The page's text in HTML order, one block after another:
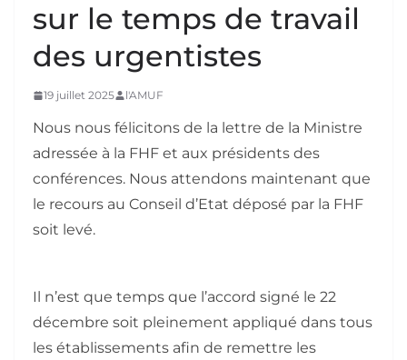
sur le temps de travail
des urgentistes
19 juillet 2025 l'AMUF
Nous nous félicitons de la lettre de la Ministre
adressée à la FHF et aux présidents des
conférences. Nous attendons maintenant que
le recours au Conseil d’Etat déposé par la FHF
soit levé.
Il n’est que temps que l’accord signé le 22
décembre soit pleinement appliqué dans tous
les établissements afin de remettre les